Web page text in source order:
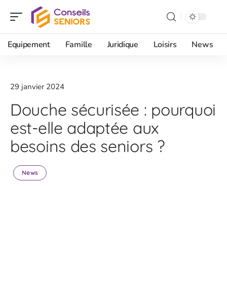
Equipement Famille Juridique Loisirs News
29 janvier 2024
Douche sécurisée : pourquoi
est-elle adaptée aux
besoins des seniors ?
News